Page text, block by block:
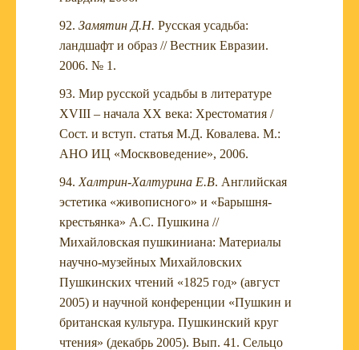
Замятин Д.Н. Русская усадьба:
ландшафт и образ // Вестник Евразии.
2006. № 1.
Мир русской усадьбы в литературе
XVIII – начала XX века: Хрестоматия /
Сост. и вступ. статья М.Д. Ковалева. М.:
АНО ИЦ «Москвоведение», 2006.
Халтрин-Халтурина Е.В. Английская
эстетика «живописного» и «Барышня-
крестьянка» А.С. Пушкина //
Михайловская пушкиниана: Материалы
научно-музейных Михайловских
Пушкинских чтений «1825 год» (август
2005) и научной конференции «Пушкин и
британская культура. Пушкинский круг
чтения» (декабрь 2005). Вып. 41. Сельцо